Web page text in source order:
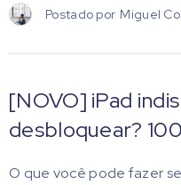
Postado por Miguel
[NOVO] iPad
desbloquear?
O que você pode fazer